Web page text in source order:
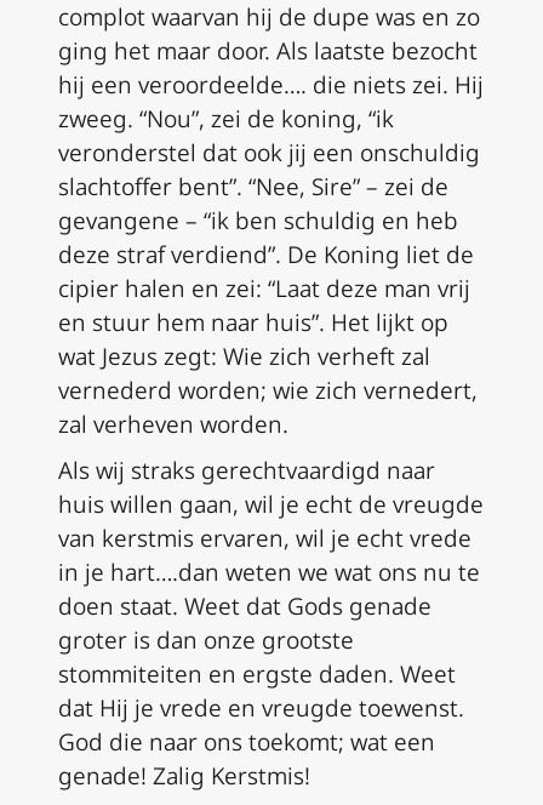
complot waarvan hij de dupe was en zo
ging het maar door. Als laatste bezocht
hij een veroordeelde…. die niets zei. Hij
zweeg. “Nou”, zei de koning, “ik
veronderstel dat ook jij een onschuldig
slachtoffer bent”. “Nee, Sire” – zei de
gevangene – “ik ben schuldig en heb
deze straf verdiend”. De Koning liet de
cipier halen en zei: “Laat deze man vrij
en stuur hem naar huis”. Het lijkt op
wat Jezus zegt: Wie zich verheft zal
vernederd worden; wie zich vernedert,
zal verheven worden.
Als wij straks gerechtvaardigd naar
huis willen gaan, wil je echt de vreugde
van kerstmis ervaren, wil je echt vrede
in je hart….dan weten we wat ons nu te
doen staat. Weet dat Gods genade
groter is dan onze grootste
stommiteiten en ergste daden. Weet
dat Hij je vrede en vreugde toewenst.
God die naar ons toekomt; wat een
genade! Zalig Kerstmis!